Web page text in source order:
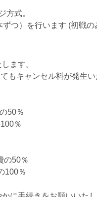
方式。
ずつ）を行います (初戦
ます。
もキャンセル料が発生い
50％
％
の50％
100％